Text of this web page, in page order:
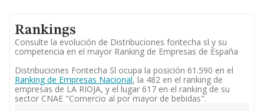
Rankings
Consulte la evolución de Distribuciones fontecha sl y su
competencia en el mayor Ranking de Empresas de España
Distribuciones Fontecha Sl ocupa la posición 61.590 en el
Ranking de Empresas Nacional, la 482 en el ranking de
empresas de LA RIOJA, y el lugar 617 en el ranking de su
sector CNAE "Comercio al por mayor de bebidas".